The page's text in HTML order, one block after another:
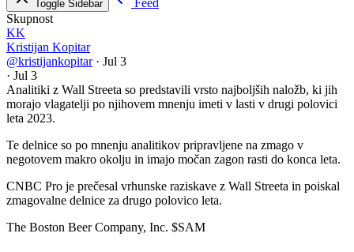
Toggle Sidebar
Feed
Skupnost
KK
Kristijan Kopitar
@kristijankopitar · Jul 3
· Jul 3
Analitiki z Wall Streeta so predstavili vrsto najboljših naložb, ki jih
morajo vlagatelji po njihovem mnenju imeti v lasti v drugi polovici
leta 2023.
Te delnice so po mnenju analitikov pripravljene na zmago v
negotovem makro okolju in imajo močan zagon rasti do konca leta.
CNBC Pro je prečesal vrhunske raziskave z Wall Streeta in poiskal
zmagovalne delnice za drugo polovico leta.
The Boston Beer Company, Inc. $SAM